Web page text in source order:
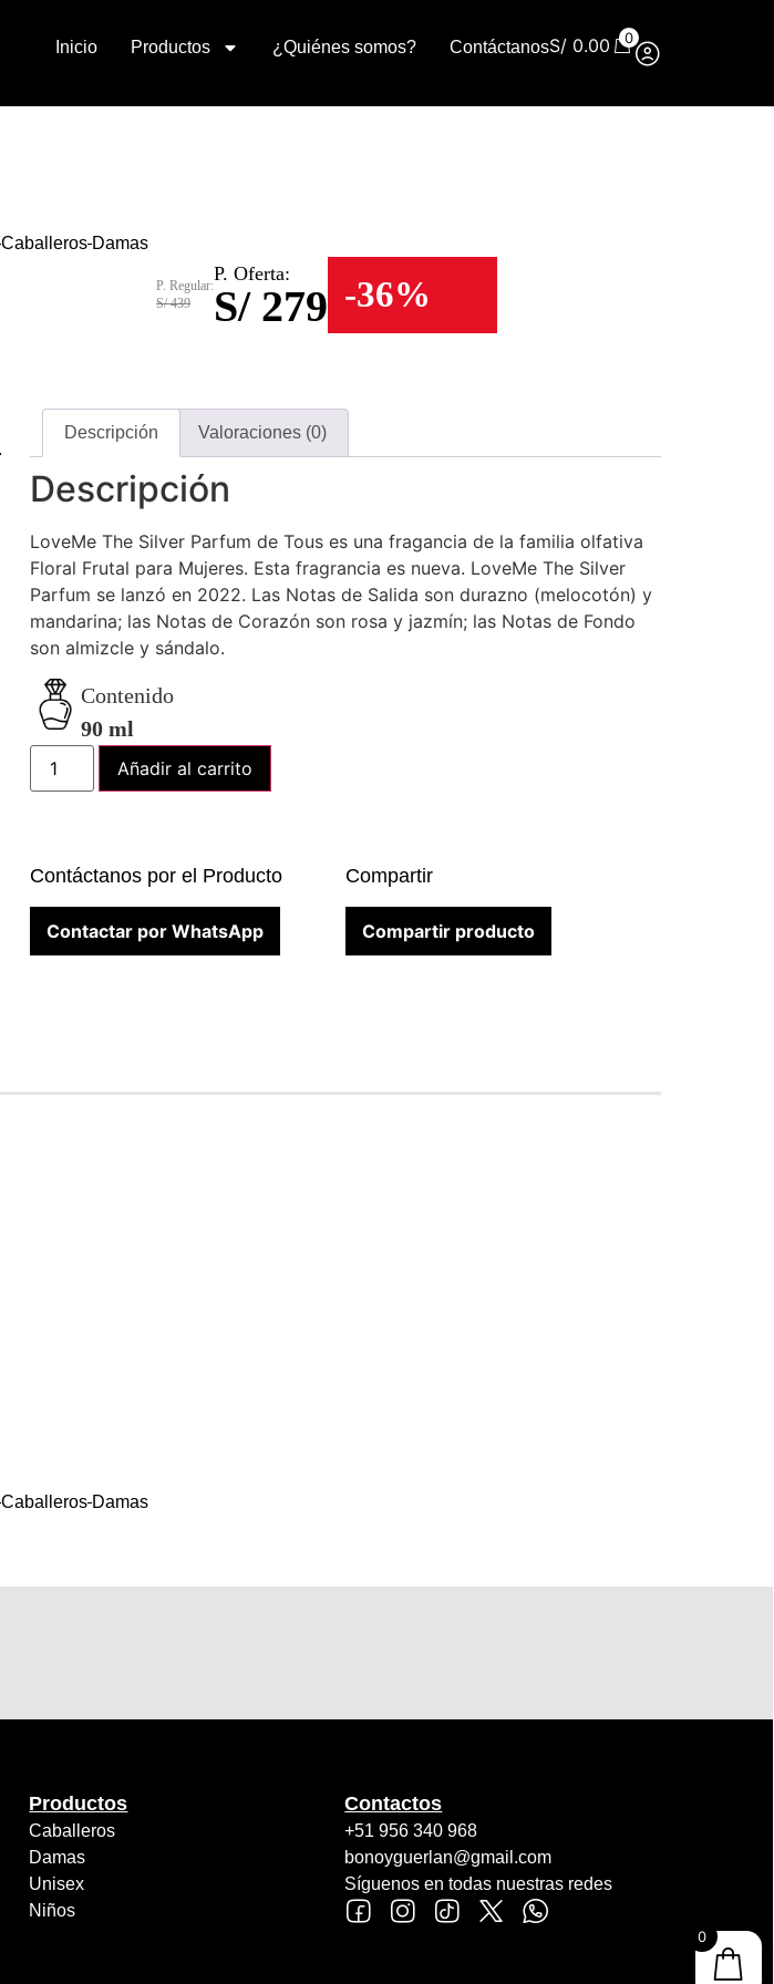
Inicio
Productos ¿Quiénes somos? ContáctanosS/ 0.00 0
Caballeros Damas
P. Regular:
S/ 439
P. Oferta:
S/ 279 -36%
Descripción Valoraciones (0)
Descripción
LoveMe The Silver Parfum de Tous es una fragancia de la familia olfativa
Floral Frutal para Mujeres. Esta fragrancia es nueva. LoveMe The Silver
Parfum se lanzó en 2022. Las Notas de Salida son durazno (melocotón) y
mandarina; las Notas de Corazón son rosa y jazmín; las Notas de Fondo
son almizcle y sándalo.
Contenido
90 ml
Añadir al carrito
Contáctanos por el Producto
Contactar por WhatsApp
Compartir
Compartir producto
Caballeros Damas
Productos
Caballeros
Damas
Unisex
Niños
Contactos
+51 956 340 968
bonoyguerlan@gmail.com
Síguenos en todas nuestras redes
0